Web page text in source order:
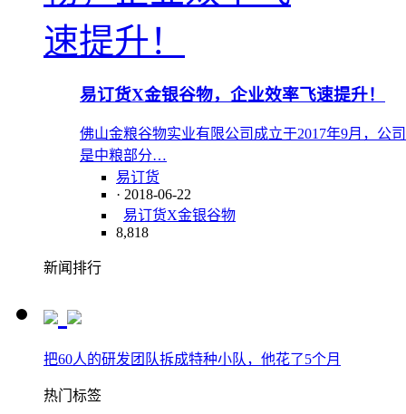
易订货X金银谷物，企业效率飞速提升！
佛山金粮谷物实业有限公司成立于2017年9月，公
是中粮部分…
易订货
· 2018-06-22
易订货X金银谷物
8,818
新闻排行
把60人的研发团队拆成特种小队，他花了5个月
热门标签